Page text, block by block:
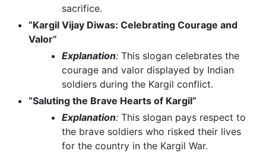
sacrifice.
“Kargil Vijay Diwas: Celebrating Courage and
Valor”
Explanation: This slogan celebrates the
courage and valor displayed by Indian
soldiers during the Kargil conflict.
“Saluting the Brave Hearts of Kargil”
Explanation: This slogan pays respect to
the brave soldiers who risked their lives
for the country in the Kargil War.